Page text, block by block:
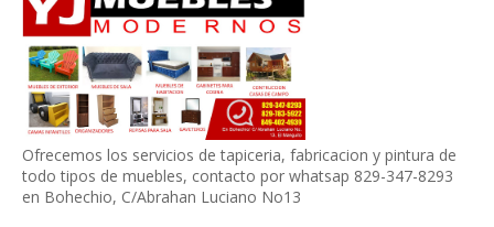
Ofrecemos los servicios de tapiceria, fabricacion y pintura de
todo tipos de muebles, contacto por whatsap 829-347-8293
en Bohechio, C/Abrahan Luciano No13